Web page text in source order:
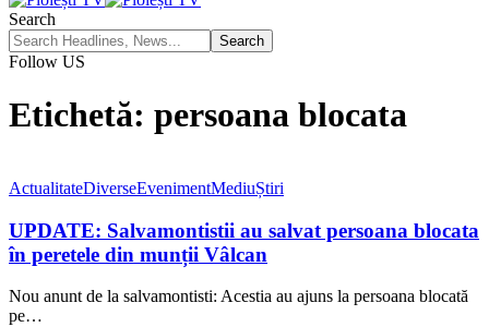
Search
Follow US
Etichetă: persoana blocata
ActualitateDiverseEvenimentMediuȘtiri
UPDATE: Salvamontistii au salvat persoana blocata
în peretele din munții Vâlcan
Nou anunt de la salvamontisti: Acestia au ajuns la persoana blocată
pe…